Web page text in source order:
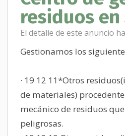
residuos
El detalle de este anuncio
Gestionamos los
· 19 12 11*Otros
de materiales)
mecánico de residuos
peligrosas.